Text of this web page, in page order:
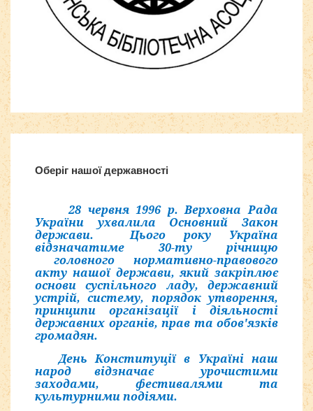
Оберіг нашої державності
28 червня 1996 р. Верховна Рада
України ухвалила Основний Закон
держави. Цього року Україна
відзначатиме 30-ту річницю
головного нормативно-правового
акту нашої держави, який закріплює
основи суспільного ладу, державний
устрій, систему, порядок утворення,
принципи організації і діяльності
державних органів, прав та обов'язків
громадян.
День Конституції в Україні наш
народ відзначає урочистими
заходами, фестивалями та
культурними подіями.